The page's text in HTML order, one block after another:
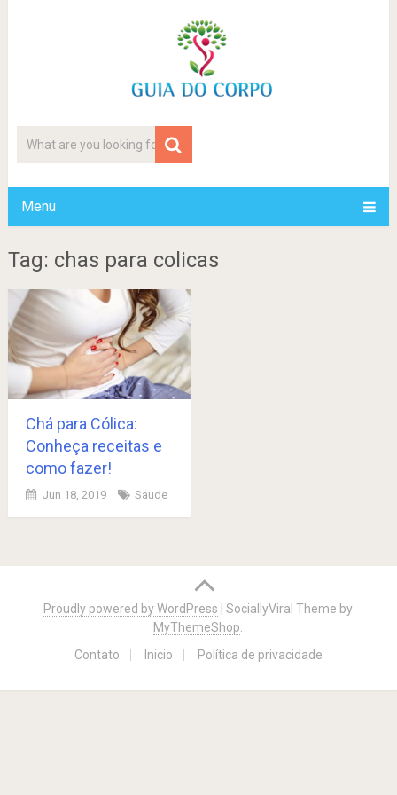
Menu
Tag: chas para colicas
Chá para Cólica:
Conheça receitas e
como fazer!
Jun 18, 2019 Saude
navigation
Proudly powered by WordPress |SociallyViral Theme by
MyThemeShop
Contato
Inicio Política de privacidade